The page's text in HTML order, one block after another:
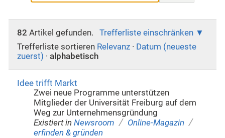
82 Artikel gefunden.
Trefferliste einschränken
Trefferliste sortieren Relevanz · Datum (neueste
zuerst) · alphabetisch
Idee trifft Markt
Zwei neue Programme unterstützen
Mitglieder der Universität Freiburg auf dem
Weg zur Unternehmensgründung
Existiert in Newsroom / Online-Magazin /
erfinden & gründen